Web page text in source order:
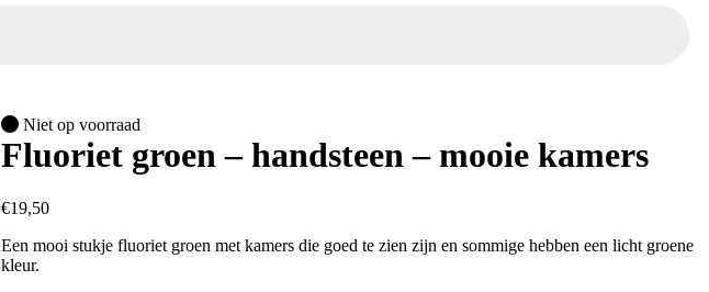
Niet op voorraad
Fluoriet groen – handsteen – mooie kamers
€19,50
Een mooi stukje fluoriet groen met kamers die goed te zien zijn en sommige hebben een licht groene
kleur.